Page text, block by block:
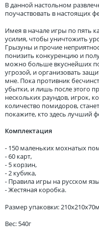
В данной настольном
поучаствовать в настоящих
Имея в начале игры по пять
усилия, чтобы уничтожить
Грызуны и прочие
понизить конкуренцию и
можно больше вкуснейших
угрозой, и организовать
мне. Пока противник
убытки, и лишь после этого
нескольких раундов, игрок,
количество помидоров,
покажите, кто здесь лучший
Комплектация
- 150 маленьких мохнатых
- 60 карт,
- 5 корзин,
- 2 кубика,
- Правила игры на русском
- Жестяная коробка.
Размер упаковки:
Вес: 540г